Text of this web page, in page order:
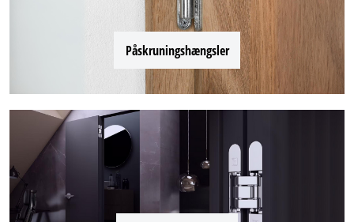
Påskruningshængsler